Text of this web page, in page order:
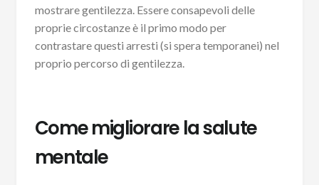
mostrare gentilezza. Essere consapevoli delle
proprie circostanze è il primo modo per
contrastare questi arresti (si spera temporanei) nel
proprio percorso di gentilezza.
Come migliorare la salute
mentale